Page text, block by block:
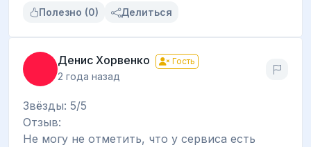
Полезно (0) Делиться
Денис Хорвенко Гость
2 года назад
Звёзды: 5/5
Отзыв:
Не могу не отметить, что у сервиса есть